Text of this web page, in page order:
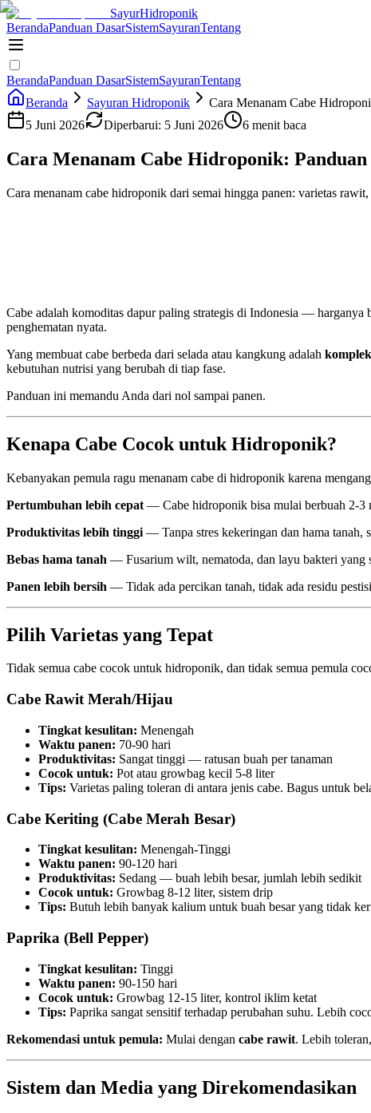
SayurHidroponik
BerandaPanduan DasarSistemSayuranTentang
BerandaPanduan DasarSistemSayuranTentang
Beranda
Sayuran Hidroponik
Cara Menanam Cabe
5 Juni 2026
Diperbarui: 5 Juni 2026 6 menit baca
Cara Menanam Cabe Hidroponik:
Cara menanam cabe hidroponik dari semai hingga panen: varietas
Cabe adalah komoditas dapur paling strategis di Indonesia —
penghematan nyata.
Yang membuat cabe berbeda dari selada atau kangkung adalah
kebutuhan nutrisi yang berubah di tiap fase.
Panduan ini memandu Anda dari nol sampai panen.
Kenapa Cabe Cocok untuk Hidroponik?
Kebanyakan pemula ragu menanam cabe di hidroponik karena
Pertumbuhan lebih cepat — Cabe hidroponik bisa mulai berbuah 2-3
Produktivitas lebih tinggi — Tanpa stres kekeringan dan hama tanah,
Bebas hama tanah — Fusarium wilt, nematoda, dan layu bakteri yang
Panen lebih bersih — Tidak ada percikan tanah, tidak ada residu
Pilih Varietas yang Tepat
Tidak semua cabe cocok untuk hidroponik, dan tidak semua pemula
Cabe Rawit Merah/Hijau
Tingkat kesulitan: Menengah
Waktu panen: 70-90 hari
Produktivitas: Sangat tinggi — ratusan buah per tanaman
Cocok untuk: Pot atau growbag kecil 5-8 liter
Tips: Varietas paling toleran di antara jenis cabe. Bagus untuk
Cabe Keriting (Cabe Merah Besar)
Tingkat kesulitan: Menengah-Tinggi
Waktu panen: 90-120 hari
Produktivitas: Sedang — buah lebih besar, jumlah lebih sedikit
Cocok untuk: Growbag 8-12 liter, sistem drip
Tips: Butuh lebih banyak kalium untuk buah besar yang tidak
Paprika (Bell Pepper)
Tingkat kesulitan: Tinggi
Waktu panen: 90-150 hari
Cocok untuk: Growbag 12-15 liter, kontrol iklim ketat
Tips: Paprika sangat sensitif terhadap perubahan suhu. Lebih
Rekomendasi untuk pemula: Mulai dengan cabe rawit. Lebih
Sistem dan Media yang Direkomendasikan